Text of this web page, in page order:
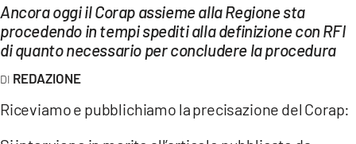
LAC ONAIR
LaC
LACPLAY.IT
Ancora oggi il Corap assieme alla Regione sta
procedendo in tempi spediti alla definizione con RFI
di quanto necessario per concludere la procedura
REDAZIONE
Riceviamo e pubblichiamo la precisazione del Corap: